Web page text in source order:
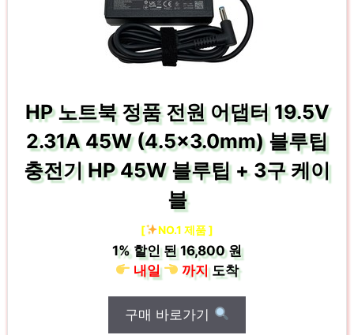
HP 노트북 정품 전원 어댑터 19.5V
2.31A 45W (4.5×3.0mm) 블루팁
충전기 HP 45W 블루팁 + 3구 케이
블
[ NO.1 제품 ]
1% 할인 된16,800 원
내일
까지도착
구매 바로가기